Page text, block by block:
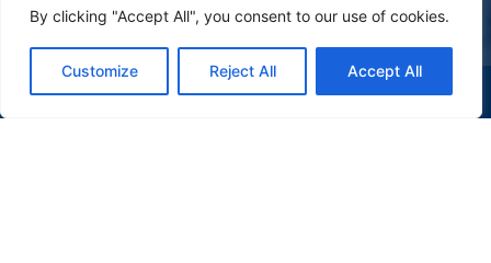
By clicking "Accept All", you consent to our use of cookies.
Customize Reject All Accept All
(47) 9 9977-7630